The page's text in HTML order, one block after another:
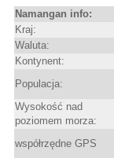
Namangan info:
Kraj:
Waluta:
Kontynent:
Populacja:
Wysokość nad
poziomem morza:
współrzędne GPS